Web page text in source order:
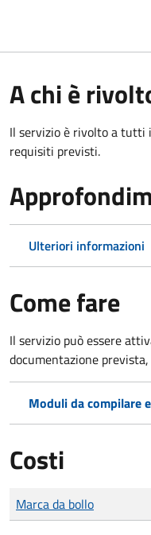
A chi è
Il servizio è rivolto a tutti
requisiti previsti.
Ulteriori informazioni
Come fare
Il servizio può essere
documentazione
Moduli da compilare
Costi
Tipo di pagamento
Importo
Marca da bollo